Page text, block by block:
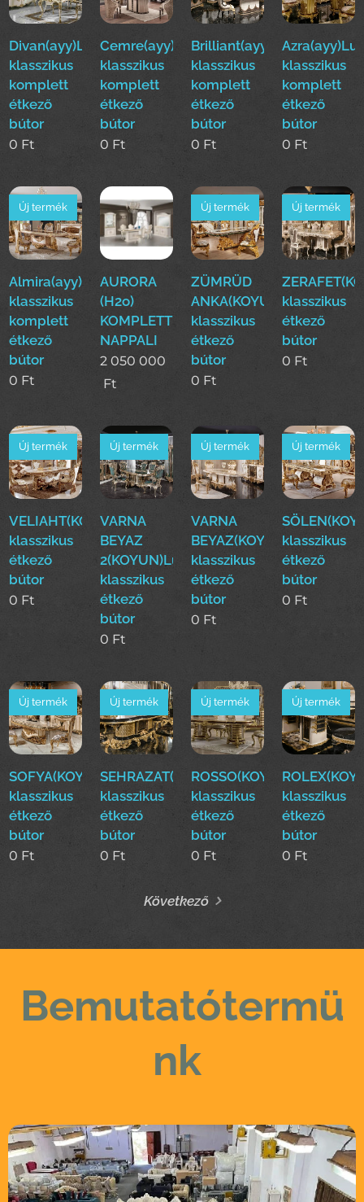
Divan(ayy)Luxus
klasszikus
komplett
étkező
bútor
0 Ft
Cemre(ayy)Luxus
klasszikus
komplett
étkező
bútor
0 Ft
Brilliant(ayy)Luxus
klasszikus
komplett
étkező
bútor
0 Ft
klasszikus
komplett
étkező
bútor
0 Ft
Almira(ayy)Luxus
klasszikus
komplett
étkező
bútor
Új termék
0 Ft
AURORA
(H2o)
KOMPLETT
NAPPALI
2 050 000
Ft
ZÜMRÜD
ANKA(KOYUN)Luxus
klasszikus
étkező
bútor
Új termék
0 Ft
klasszikus
étkező
bútor
Új termék
0 Ft
VELIAHT(KOYUN)Luxus
klasszikus
étkező
bútor
Új termék
0 Ft
VARNA
BEYAZ
2(KOYUN)Luxus
klasszikus
étkező
bútor
Új termék
0 Ft
VARNA
BEYAZ(KOYUN)Luxus
klasszikus
étkező
bútor
Új termék
0 Ft
klasszikus
étkező
bútor
Új termék
0 Ft
SOFYA(KOYUN)Luxus
klasszikus
étkező
bútor
Új termék
0 Ft
SEHRAZAT(KOYUN)Luxus
klasszikus
étkező
bútor
Új termék
0 Ft
ROSSO(KOYUN)Luxus
klasszikus
étkező
bútor
Új termék
0 Ft
klasszikus
étkező
bútor
Új termék
0 Ft
Következő
Bemutatótermü
nk